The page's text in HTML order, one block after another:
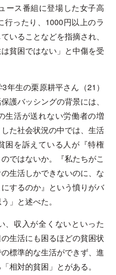
ース番組に登場した女子高
ったり、1000円以上のラ
いることなどを指摘され、
貧困ではない」と中傷を受
年生の栗原耕平さん（21）
護バッシングの背景には、
生活が送れない労働者の増
た社会状況の中では、生活
困を訴えている人が『特権
ではないか。『私たちがこ
生活しかできないのに、な
するのか』という憤りがバ
」と述べた。
、収入が全くないといった
生活にも困るほどの貧困状
標準的な生活ができず、進
相対的貧困」とがある。